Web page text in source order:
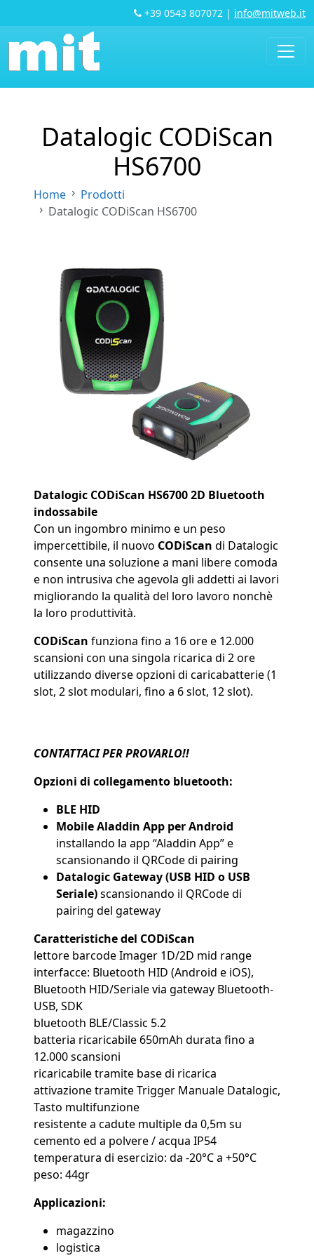
+39 0543 807072 | info@mitweb.it
Datalogic CODiScan
HS6700
Home
Prodotti
Datalogic CODiScan HS6700
Datalogic CODiScan HS6700 2D Bluetooth
indossabile
Con un ingombro minimo e un peso
impercettibile, il nuovo CODiScan di Datalogic
consente una soluzione a mani libere comoda
e non intrusiva che agevola gli addetti ai lavori
migliorando la qualità del loro lavoro nonchè
la loro produttività.
CODiScan funziona fino a 16 ore e 12.000
scansioni con una singola ricarica di 2 ore
utilizzando diverse opzioni di caricabatterie (1
slot, 2 slot modulari, fino a 6 slot, 12 slot).
CONTATTACI PER PROVARLO!!
Opzioni di collegamento bluetooth:
BLE HID
Mobile Aladdin App per Android
installando la app “Aladdin App” e
scansionando il QRCode di pairing
Datalogic Gateway (USB HID o USB
Seriale)scansionando il QRCode di
pairing del gateway
Caratteristiche del CODiScan
lettore barcode Imager 1D/2D mid range
interfacce: Bluetooth HID (Android e iOS),
Bluetooth HID/Seriale via gateway Bluetooth-
USB, SDK
bluetooth BLE/Classic 5.2
batteria ricaricabile 650mAh durata fino a
12.000 scansioni
ricaricabile tramite base di ricarica
attivazione tramite Trigger Manuale Datalogic,
Tasto multifunzione
resistente a cadute multiple da 0,5m su
cemento ed a polvere / acqua IP54
temperatura di esercizio: da -20°C a +50°C
peso: 44gr
Applicazioni:
magazzino
logistica